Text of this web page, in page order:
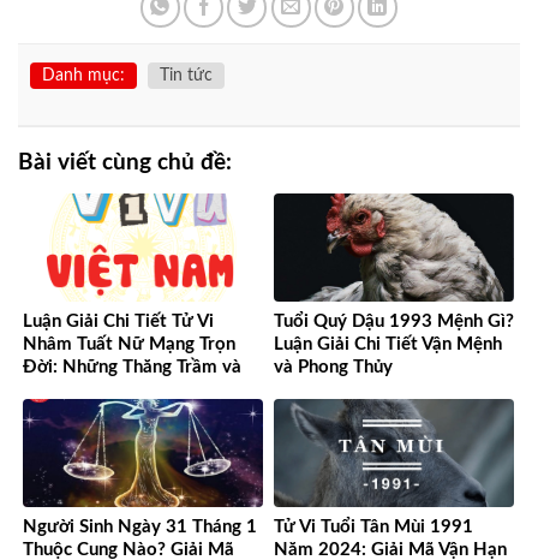
Danh mục: Tin tức
Bài viết cùng chủ đề:
Luận Giải Chi Tiết Tử Vi
Nhâm Tuất Nữ Mạng Trọn
Đời: Những Thăng Trầm và
Tuổi Quý Dậu 1993 Mệnh Gì?
Luận Giải Chi Tiết Vận Mệnh
và Phong Thủy
Người Sinh Ngày 31 Tháng 1
Thuộc Cung Nào? Giải Mã
Tử Vi Tuổi Tân Mùi 1991
Năm 2024: Giải Mã Vận Hạn